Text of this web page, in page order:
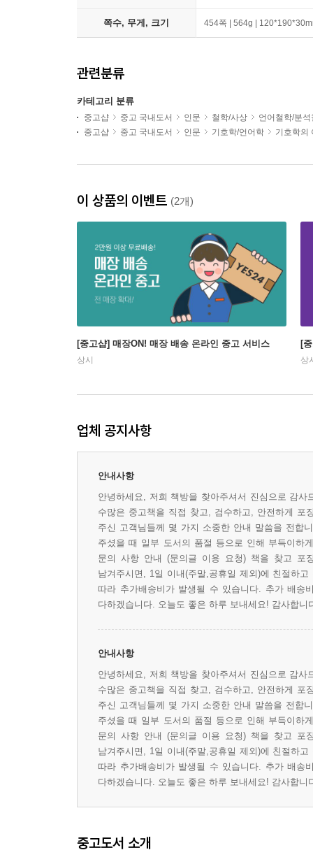
쪽수, 무게, 크기 454쪽 | 564g |
관련분류
카테고리 분류
중고샵 중고 국내도서 인문 철학/사상
언어철학/분석
중고샵
중고 국내도서 인문 기호학/언어학 기호학의
이 상품의 이벤트 (2개)
[중고샵] 매장ON! 매장 배송 온라인 중고 서비스
상시
[
상
업체 공지사항
안내사항
안녕하세요, 저희 책방을 찾아주셔서 진심으로 감
수많은 중고책을 직접 찾고, 검수하고, 안전하게
주신 고객님들께 몇 가지 소중한 안내 말씀을 전합
주셨을 때 일부 도서의 품절 등으로 인해 부득이하
문의 사항 안내 (문의글 이용 요청) 책을 찾고 포
남겨주시면, 1일 이내(주말,공휴일 제외)에 친절하
따라 추가배송비가 발생될 수 있습니다. 추가 배송
다하겠습니다. 오늘도 좋은 하루 보내세요! 감사합니
안내사항
안녕하세요, 저희 책방을 찾아주셔서 진심으로 감
수많은 중고책을 직접 찾고, 검수하고, 안전하게
주신 고객님들께 몇 가지 소중한 안내 말씀을 전합
주셨을 때 일부 도서의 품절 등으로 인해 부득이하
문의 사항 안내 (문의글 이용 요청) 책을 찾고 포
남겨주시면, 1일 이내(주말,공휴일 제외)에 친절하
따라 추가배송비가 발생될 수 있습니다. 추가 배송
다하겠습니다. 오늘도 좋은 하루 보내세요! 감사합니
중고도서 소개